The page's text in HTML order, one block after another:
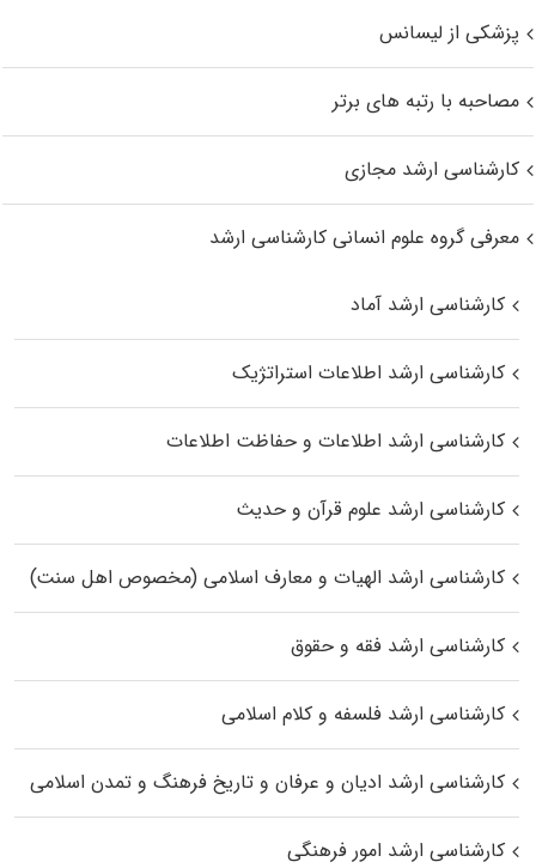
پزشکی از لیسانس
مصاحبه با رتبه های برتر
کارشناسی ارشد مجازی
معرفی گروه علوم انسانی کارشناسی ارشد
کارشناسی ارشد آماد
کارشناسی ارشد اطلاعات استراتژیک
کارشناسی ارشد اطلاعات و حفاظت اطلاعات
کارشناسی ارشد علوم قرآن و حدیث
کارشناسی ارشد الهیات و معارف اسلامی (مخصوص اهل سنت)
کارشناسی ارشد فقه و حقوق
کارشناسی ارشد فلسفه و کلام اسلامی
کارشناسی ارشد ادیان و عرفان و تاریخ فرهنگ و تمدن اسلامی
کارشناسی ارشد امور فرهنگی